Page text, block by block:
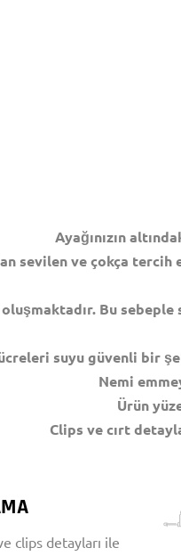
Ayağınızın
sevilen ve çokça tercih
Bu
suyu güvenli bir
Nemi
Ürün
Clips ve cırt
clips detayları ile